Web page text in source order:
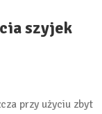
szyjek
przy użyciu zbyt